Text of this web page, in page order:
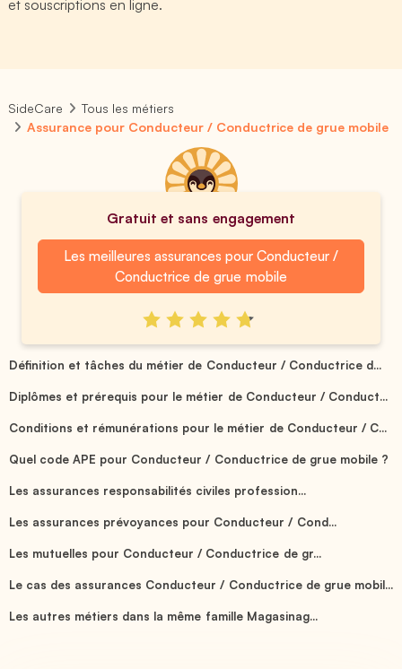
et souscriptions en ligne.
SideCare
Tous les métiers
Assurance pour Conducteur / Conductrice de grue mobile
Gratuit et sans engagement
Les meilleures assurances pour Conducteur /
Conductrice de grue mobile
Définition et tâches du métier de Conducteur / Conductrice d...
Diplômes et prérequis pour le métier de Conducteur / Conduct...
Conditions et rémunérations pour le métier de Conducteur / C...
Quel code APE pour Conducteur / Conductrice de grue mobile ?
Les assurances responsabilités civiles profession...
Les assurances prévoyances pour Conducteur / Cond...
Les mutuelles pour Conducteur / Conductrice de gr...
Le cas des assurances Conducteur / Conductrice de grue mobil...
Les autres métiers dans la même famille Magasinag...